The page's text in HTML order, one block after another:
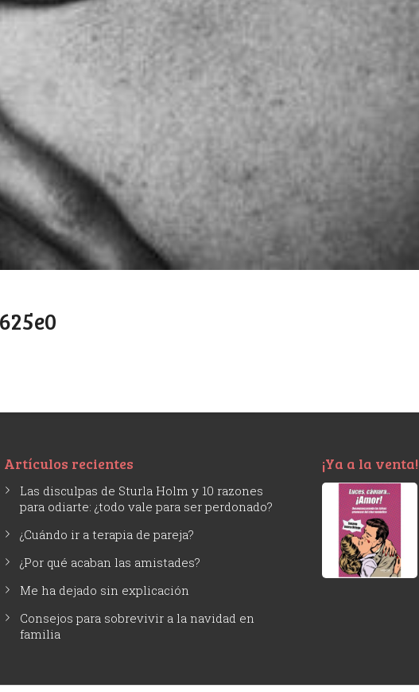
Artículos recientes
Las disculpas de Sturla Holm y 10 razones
para odiarte: ¿todo vale para ser perdonado?
¿Cuándo ir a terapia de pareja?
¿Por qué acaban las amistades?
Me ha dejado sin explicación
Consejos para sobrevivir a la navidad en
familia
¡Ya a la venta!